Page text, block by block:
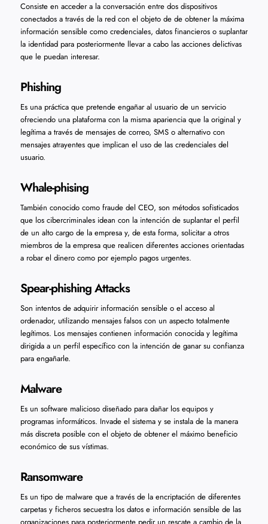
Consiste en acceder a la conversación entre dos dispositivos
conectados a través de la red con el objeto de de obtener la máxima
información sensible como credenciales, datos financieros o suplantar
la identidad para posteriormente llevar a cabo las acciones delictivas
que le puedan interesar.
Phishing
Es una práctica que pretende engañar al usuario de un servicio
ofreciendo una plataforma con la misma apariencia que la original y
legítima a través de mensajes de correo, SMS o alternativo con
mensajes atrayentes que implican el uso de las credenciales del
usuario.
Whale-phising
También conocido como fraude del CEO, son métodos sofisticados
que los cibercriminales idean con la intención de suplantar el perfil
de un alto cargo de la empresa y, de esta forma, solicitar a otros
miembros de la empresa que realicen diferentes acciones orientadas
a robar el dinero como por ejemplo pagos urgentes.
Spear-phishing Attacks
Son intentos de adquirir información sensible o el acceso al
ordenador, utilizando mensajes falsos con un aspecto totalmente
legítimos. Los mensajes contienen información conocida y legítima
dirigida a un perfil específico con la intención de ganar su confianza
para engañarle.
Malware
Es un software malicioso diseñado para dañar los equipos y
programas informáticos. Invade el sistema y se instala de la manera
más discreta posible con el objeto de obtener el máximo beneficio
económico de sus vístimas.
Ransomware
Es un tipo de malware que a través de la encriptación de diferentes
carpetas y ficheros secuestra los datos e información sensible de las